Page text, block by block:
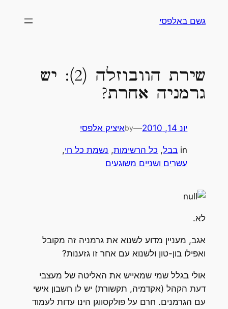
גשם באלפסי
שירת הוובוזלה (2): יש
גרמניה אחרת?
יונ 14, 2010 —
byאיציק אלפסי
in בבל, כל הרשימות, נשמת כל חי,
עשרים ושניים משוגעים
לא.
אגב, מעניין מדוע לשנוא את גרמניה זה מקובל
ואפילו בון-טון ולשנוא עם אחר זו גזענות?
אולי בגלל שמי שמאייש את האליטה של מעצבי
דעת הקהל (אקדמיה, תקשורת) יש לו חשבון אישי
עם הגרמנים. חרם על פולקסווגן הינו עדות לעמוד